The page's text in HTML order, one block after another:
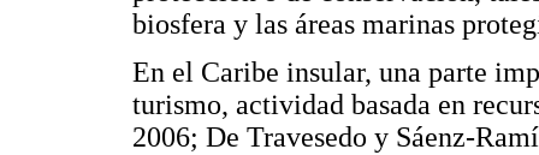
biosfera y las áreas marinas
En el Caribe insular, una parte
turismo, actividad basada en
2006; De Travesedo y Sáenz-